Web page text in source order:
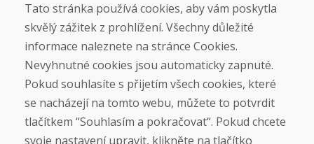
Nákup
Eshop
Jak posíláme elektrokola
Obchodní podmínky
Doprava
Platba
Reklamace
Vrácení a výměna zboží
Ochrana osobních údajů
Tato stránka používá cookies, aby vám poskytla
skvělý zážitek z prohlížení. Všechny důležité
informace naleznete na stránce Cookies.
Nevyhnutné cookies jsou automaticky zapnuté.
Pokud souhlasíte s přijetím všech cookies, které
se nacházejí na tomto webu, můžete to potvrdit
tlačítkem “Souhlasím a pokračovat“. Pokud chcete
svoje nastavení upravit, klikněte na tlačítko